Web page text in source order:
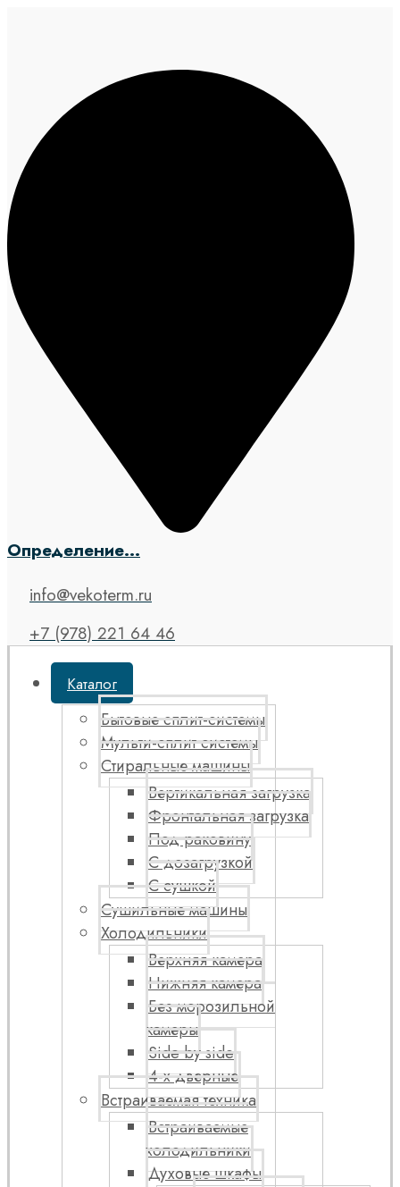
Определение...
info@vekoterm.ru
+7 (978) 221 64 46
Каталог
Бытовые сплит-системы
Мульти-сплит системы
Стиральные машины
Вертикальная загрузка
Фронтальная загрузка
Под раковину
С дозагрузкой
С сушкой
Сушильные машины
Холодильники
Верхняя камера
Нижняя камера
Без морозильной
камеры
Side by side
4-х дверные
Встраиваемая техника
Встраиваемые
холодильники
Духовые шкафы